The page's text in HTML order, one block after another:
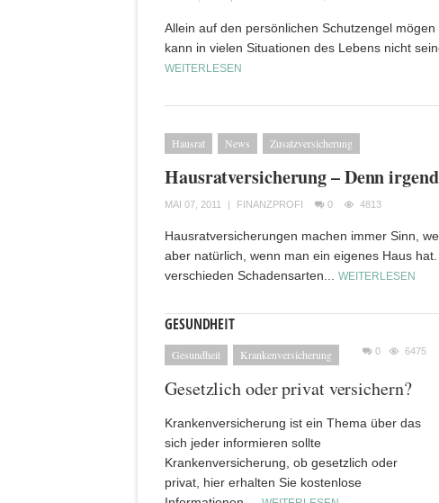
Allein auf den persönlichen Schutzengel
kann in vielen Situationen des Lebens nicht
WEITERLESEN
Hausrat News Zusatzversicherung
Hausratversicherung – Denn
MAI 07, 2011 FINANZPROFI 0 4813
Hausratversicherungen machen immer Sinn,
aber natürlich, wenn man ein eigenes Haus
verschieden Schadensarten... WEITERLESEN
GESUNDHEIT
Gesundheit Krankenversicherung 6475
0
Gesetzlich oder privat versichern?
Krankenversicherung ist ein Thema über das
sich jeder informieren sollte
Krankenversicherung, ob gesetzlich oder
privat, hier erhalten Sie kostenlose